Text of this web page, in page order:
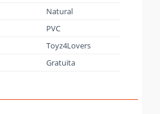
Natural
PVC
Toyz4Lovers
Gratuita